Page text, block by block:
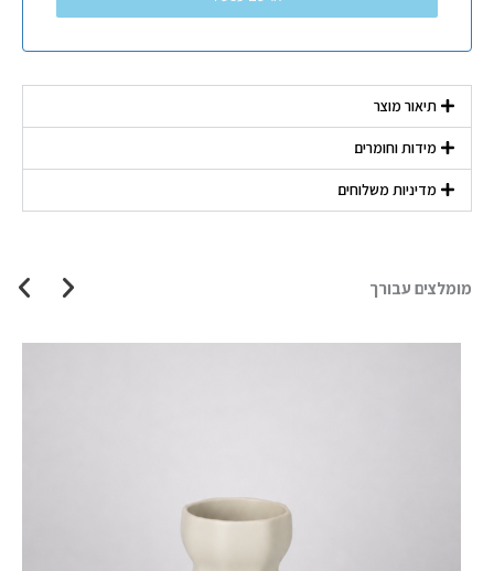
תיאור מוצר
מידות וחומרים
מדיניות משלוחים
מומלצים עבורך